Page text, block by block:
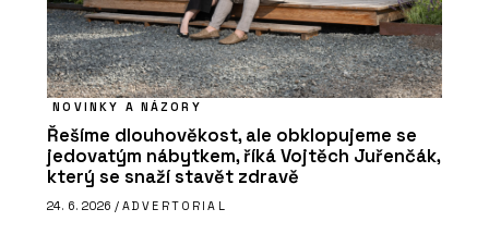
NOVINKY A NÁZORY
Řešíme dlouhověkost, ale obklopujeme se
jedovatým nábytkem, říká Vojtěch Juřenčák,
který se snaží stavět zdravě
24. 6. 2026 / ADVERTORIAL